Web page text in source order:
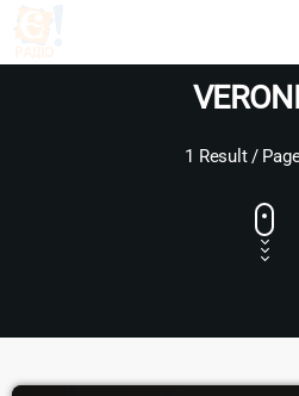
1 Result /